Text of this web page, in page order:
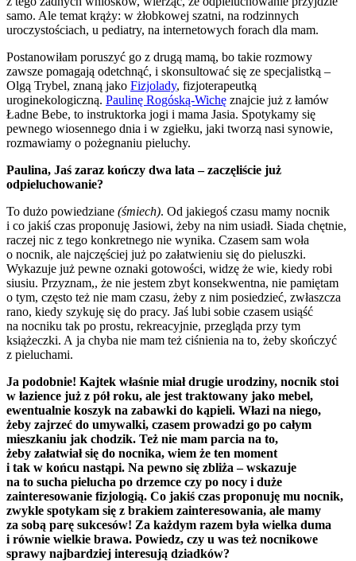
samo. Ale temat krąży: w żłobkowej szatni, na rodzinnych
uroczystościach, u pediatry, na internetowych forach dla mam.
Postanowiłam poruszyć go z drugą mamą, bo takie rozmowy
zawsze pomagają odetchnąć, i skonsultować się ze specjalistką –
Olgą Trybel, znaną jako Fizjolady, fizjoterapeutką
uroginekologiczną. Paulinę Rogóską-Wichę znajcie już z łamów
Ładne Bebe, to instruktorka jogi i mama Jasia. Spotykamy się
pewnego wiosennego dnia i w zgiełku, jaki tworzą nasi synowie,
rozmawiamy o pożegnaniu pieluchy.
Paulina, Jaś zaraz kończy dwa lata – zaczęliście już
odpieluchowanie?
To dużo powiedziane (śmiech). Od jakiegoś czasu mamy nocnik
i co jakiś czas proponuję Jasiowi, żeby na nim usiadł. Siada chętnie,
raczej nic z tego konkretnego nie wynika. Czasem sam woła
o nocnik, ale najczęściej już po załatwieniu się do pieluszki.
Wykazuje już pewne oznaki gotowości, widzę że wie, kiedy robi
siusiu. Przyznam,, że nie jestem zbyt konsekwentna, nie pamiętam
o tym, często też nie mam czasu, żeby z nim posiedzieć, zwłaszcza
rano, kiedy szykuję się do pracy. Jaś lubi sobie czasem usiąść
na nocniku tak po prostu, rekreacyjnie, przegląda przy tym
książeczki. A ja chyba nie mam też ciśnienia na to, żeby skończyć
z pieluchami.
Ja podobnie! Kajtek właśnie miał drugie urodziny, nocnik stoi
w łazience już z pół roku, ale jest traktowany jako mebel,
ewentualnie koszyk na zabawki do kąpieli. Włazi na niego,
żeby zajrzeć do umywalki, czasem prowadzi go po całym
mieszkaniu jak chodzik. Też nie mam parcia na to,
żeby załatwiał się do nocnika, wiem że ten moment
i tak w końcu nastąpi. Na pewno się zbliża – wskazuje
na to sucha pielucha po drzemce czy po nocy i duże
zainteresowanie fizjologią. Co jakiś czas proponuję mu nocnik,
zwykle spotykam się z brakiem zainteresowania, ale mamy
za sobą parę sukcesów! Za każdym razem była wielka duma
i równie wielkie brawa. Powiedz, czy u was też nocnikowe
sprawy najbardziej interesują dziadków?